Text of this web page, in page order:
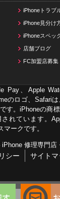
iPhoneトラブ
iPhone見分け
iPhoneスペッ
店舗ブログ
FC加盟店募集
Pay、Apple
のロゴ、Safari
す。iPhoneの商
れています。
ークです。
iPhone 修理専門店
シー サイトマ